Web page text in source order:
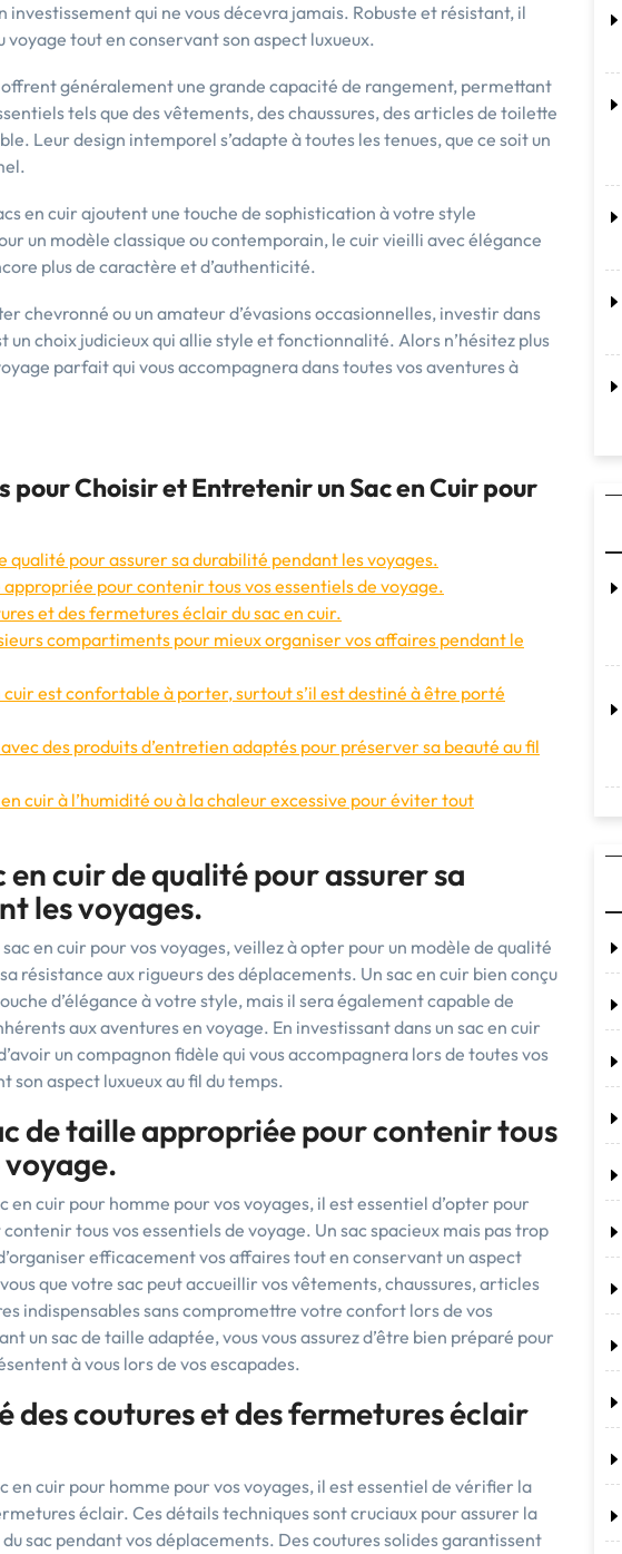
investissement qui ne vous décevra jamais. Robuste et résistant, il
tout en conservant son aspect luxueux.
offrent généralement une grande capacité de rangement, permettant
tels que des vêtements, des chaussures, des articles de toilette
Leur design intemporel s’adapte à toutes les tenues, que ce soit un
en cuir ajoutent une touche de sophistication à votre style
un modèle classique ou contemporain, le cuir vieilli avec élégance
plus de caractère et d’authenticité.
chevronné ou un amateur d’évasions occasionnelles, investir dans
un choix judicieux qui allie style et fonctionnalité. Alors n’hésitez plus
parfait qui vous accompagnera dans toutes vos aventures à
pour Choisir et Entretenir un Sac en Cuir pour
qualité pour assurer sa durabilité pendant les voyages.
pour contenir tous vos essentiels de voyage.
et des fermetures éclair du sac en cuir.
compartiments pour mieux organiser vos affaires pendant le
cuir est confortable à porter, surtout s’il est destiné à être porté
des produits d’entretien adaptés pour préserver sa beauté au fil
cuir à l’humidité ou à la chaleur excessive pour éviter tout
en cuir de qualité pour assurer sa
les voyages.
en cuir pour vos voyages, veillez à opter pour un modèle de qualité
résistance aux rigueurs des déplacements. Un sac en cuir bien conçu
d’élégance à votre style, mais il sera également capable de
aux aventures en voyage. En investissant dans un sac en cuir
un compagnon fidèle qui vous accompagnera lors de toutes vos
son aspect luxueux au fil du temps.
de taille appropriée pour contenir tous
voyage.
en cuir pour homme pour vos voyages, il est essentiel d’opter pour
tous vos essentiels de voyage. Un sac spacieux mais pas trop
efficacement vos affaires tout en conservant un aspect
que votre sac peut accueillir vos vêtements, chaussures, articles
indispensables sans compromettre votre confort lors de vos
un sac de taille adaptée, vous vous assurez d’être bien préparé pour
à vous lors de vos escapades.
des coutures et des fermetures éclair
en cuir pour homme pour vos voyages, il est essentiel de vérifier la
éclair. Ces détails techniques sont cruciaux pour assurer la
sac pendant vos déplacements. Des coutures solides garantissent